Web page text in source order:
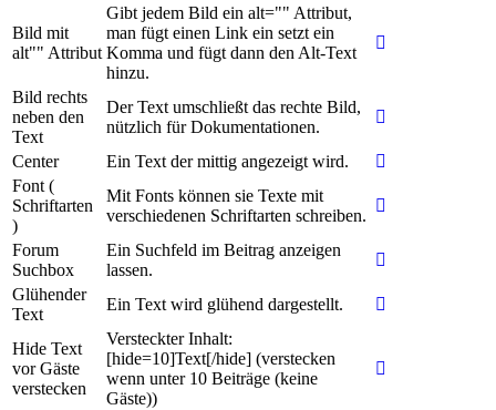
Bild mit
alt"" Attribut
Gibt jedem Bild ein alt="" Attribut,
man fügt einen Link ein setzt ein
Komma und fügt dann den Alt-Text
hinzu.
Bild rechts
neben den
Text
Der Text umschließt das rechte Bild,
nützlich für Dokumentationen.
Center
Ein Text der mittig angezeigt wird.
Font (
Schriftarten
)
Mit Fonts können sie Texte mit
verschiedenen Schriftarten schreiben.
Forum
Suchbox
Ein Suchfeld im Beitrag anzeigen
lassen.
Glühender
Text
Ein Text wird glühend dargestellt.
Hide Text
vor Gäste
verstecken
Versteckter Inhalt:
[hide=10]Text[/hide] (verstecken
wenn unter 10 Beiträge (keine
Gäste))